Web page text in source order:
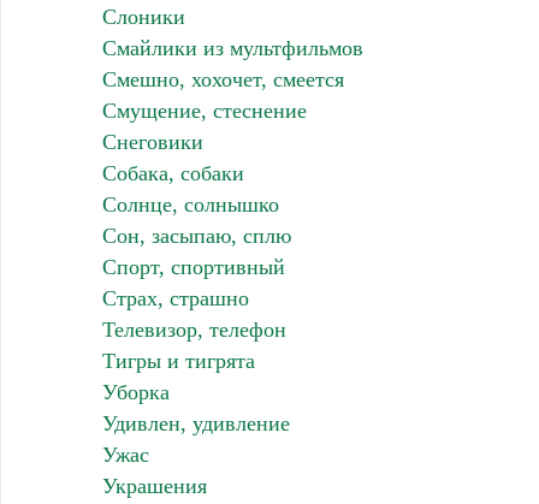
Слоники
Смайлики из мультфильмов
Смешно, хохочет, смеется
Смущение, стеснение
Снеговики
Собака, собаки
Солнце, солнышко
Сон, засыпаю, сплю
Спорт, спортивный
Страх, страшно
Телевизор, телефон
Тигры и тигрята
Уборка
Удивлен, удивление
Ужас
Украшения